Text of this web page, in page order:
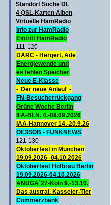
Standort Suche DL
4 QSL-Karten Alben
Virtuelle HamRadio
Info zur HamRadio
Eintritt HamRadio
111-120
DARC - Hergert, Ade
Energiewende und
es fehlen Speicher
Neue E-Klasse
• Der neue Anlauf •
FN-Besucherrückgang
Grüne Woche Berlin
IFA-BLN. 4.-08.09.2026
IAA-Hannover 14.-20.9.26
OE3SOB - FUNKNEWS
121-130
Oktoberfest in München
19.09.2026–04.10.2026
Oktoberfest Hofbräu Berlin
19.09.2026-04.10.2026
ANUGA´27-Köln 9.-13.10.
Das austral. Kasseler-Tier
Commerzbank